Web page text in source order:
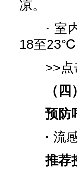
凉。
· 室
18至23℃
>>点
（
预防
· 流
推荐